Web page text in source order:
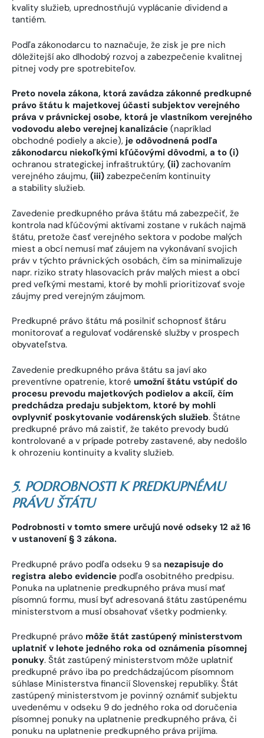
kvality služieb, uprednostňujú vyplácanie dividend a
tantiém.
Podľa zákonodarcu to naznačuje, že zisk je pre nich
dôležitejší ako dlhodobý rozvoj a zabezpečenie kvalitnej
pitnej vody pre spotrebiteľov.
Preto novela zákona, ktorá zavádza zákonné predkupné
právo štátu k majetkovej účasti subjektov verejného
práva v právnickej osobe, ktorá je vlastníkom verejného
vodovodu alebo verejnej kanalizácie (napríklad
obchodné podiely a akcie), je odôvodnená podľa
zákonodarcu niekoľkými kľúčovými dôvodmi, a to (i)
ochranou strategickej infraštruktúry, (ii) zachovaním
verejného záujmu, (iii) zabezpečením kontinuity
a stability služieb.
Zavedenie predkupného práva štátu má zabezpečiť, že
kontrola nad kľúčovými aktívami zostane v rukách najmä
štátu, pretože časť verejného sektora v podobe malých
miest a obcí nemusí mať záujem na vykonávaní svojich
práv v týchto právnických osobách, čím sa minimalizuje
napr. riziko straty hlasovacích práv malých miest a obcí
pred veľkými mestami, ktoré by mohli prioritizovať svoje
záujmy pred verejným záujmom.
Predkupné právo štátu má posilniť schopnosť štáru
monitorovať a regulovať vodárenské služby v prospech
obyvateľstva.
Zavedenie predkupného práva štátu sa javí ako
preventívne opatrenie, ktoré umožní štátu vstúpiť do
procesu prevodu majetkových podielov a akcií, čím
predchádza predaju subjektom, ktoré by mohli
ovplyvniť poskytovanie vodárenských služieb. Štátne
predkupné právo má zaistiť, že takéto prevody budú
kontrolované a v prípade potreby zastavené, aby nedošlo
k ohrozeniu kontinuity a kvality služieb.
5. PODROBNOSTI K PREDKUPNÉMU
PRÁVU ŠTÁTU
Podrobnosti v tomto smere určujú nové odseky 12 až 16
v ustanovení § 3 zákona.
Predkupné právo podľa odseku 9 sa nezapisuje do
registra alebo evidencie podľa osobitného predpisu.
Ponuka na uplatnenie predkupného práva musí mať
písomnú formu, musí byť adresovaná štátu zastúpenému
ministerstvom a musí obsahovať všetky podmienky.
Predkupné právo môže štát zastúpený ministerstvom
uplatniť v lehote jedného roka od oznámenia písomnej
ponuky. Štát zastúpený ministerstvom môže uplatniť
predkupné právo iba po predchádzajúcom písomnom
súhlase Ministerstva financií Slovenskej republiky. Štát
zastúpený ministerstvom je povinný oznámiť subjektu
uvedenému v odseku 9 do jedného roka od doručenia
písomnej ponuky na uplatnenie predkupného práva, či
ponuku na uplatnenie predkupného práva prijíma.